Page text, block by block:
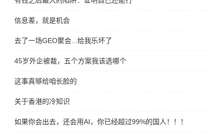
信息差，就是机会
去了一场GEO聚会...给我乐坏了
45岁外企被裁，五个方案我该选哪个
这事真够给咱长脸的
关于香港的冷知识
如果你会出去，还会用AI，你已经超过99%的国人！！！